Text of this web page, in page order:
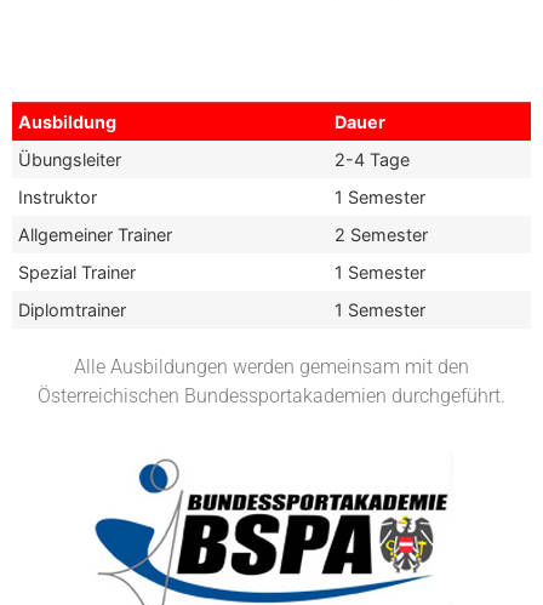
Ausbildung
Dauer
Übungsleiter
2-4 Tage
Instruktor
1 Semester
Allgemeiner Trainer
2 Semester
Spezial Trainer
1 Semester
Diplomtrainer
1 Semester
Alle Ausbildungen werden gemeinsam mit den
Österreichischen Bundessportakademien durchgeführt.